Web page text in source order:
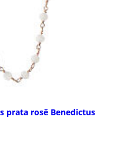
prata rosê Benedictus